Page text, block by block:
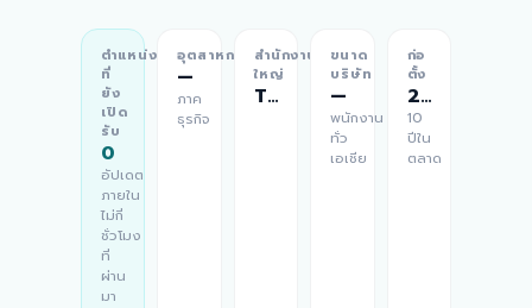
ตำแหน่ง
ที่
ยัง
เปิด
รับ
0
อัปเดต
ภายใน
ไม่กี่
ชั่วโมง
ที่
ผ่าน
มา
อุตสาหกรรม
—
ภาค
ธุรกิจ
สำนักงาน
ใหญ่
Thailand
ขนาด
บริษัท
—
พนักงาน
ทั่ว
เอเชีย
ก่อ
ตั้ง
2016
10
ปีใน
ตลาด